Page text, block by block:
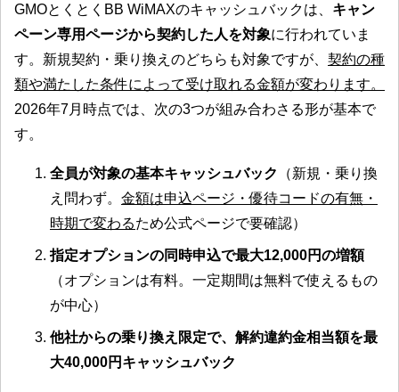
GMOとくとくBB WiMAXのキャッシュバックは、 キャン
ペーン専用ページから契約した人を対象に行われていま
す。新規契約・乗り換えのどちらも対象ですが、 契約の種
類や満たした条件によって受け取れる金額が変わります。
2026年7月時点では、次の3つが組み合わさる形が基本で
す。
全員が対象の基本キャッシュバック
（新規・乗り換
え問わず。 金額は申込ページ・優待コードの有無・
時期で変わるため公式ページで要確認）
指定オプションの同時申込で最大12,000円の増額
（オプションは有料。一定期間は無料で使えるもの
が中心）
他社からの乗り換え限定で、解約違約金相当額を最
大40,000円キャッシュバック